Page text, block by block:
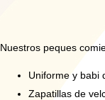
Nuestros peques
Uniforme y babi
Zapatillas de